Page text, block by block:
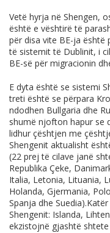
Vetë hyrja në Shengen,
është e vështirë të
për disa vite BE-ja
të sistemit të Dublinit, i
BE-së për migracionin
E dyta është se sistemi
treti është se përpara
ndodhen Bullgaria dhe
shumë njofton hapur se
lidhur çështjen me
Shengenit aktualisht
(22 prej të cilave janë
Republika Çeke,
Italia, Letonia, Lituania,
Holanda, Gjermania,
Spanja dhe
Shengenit: Islanda,
ekzistojnë gjashtë